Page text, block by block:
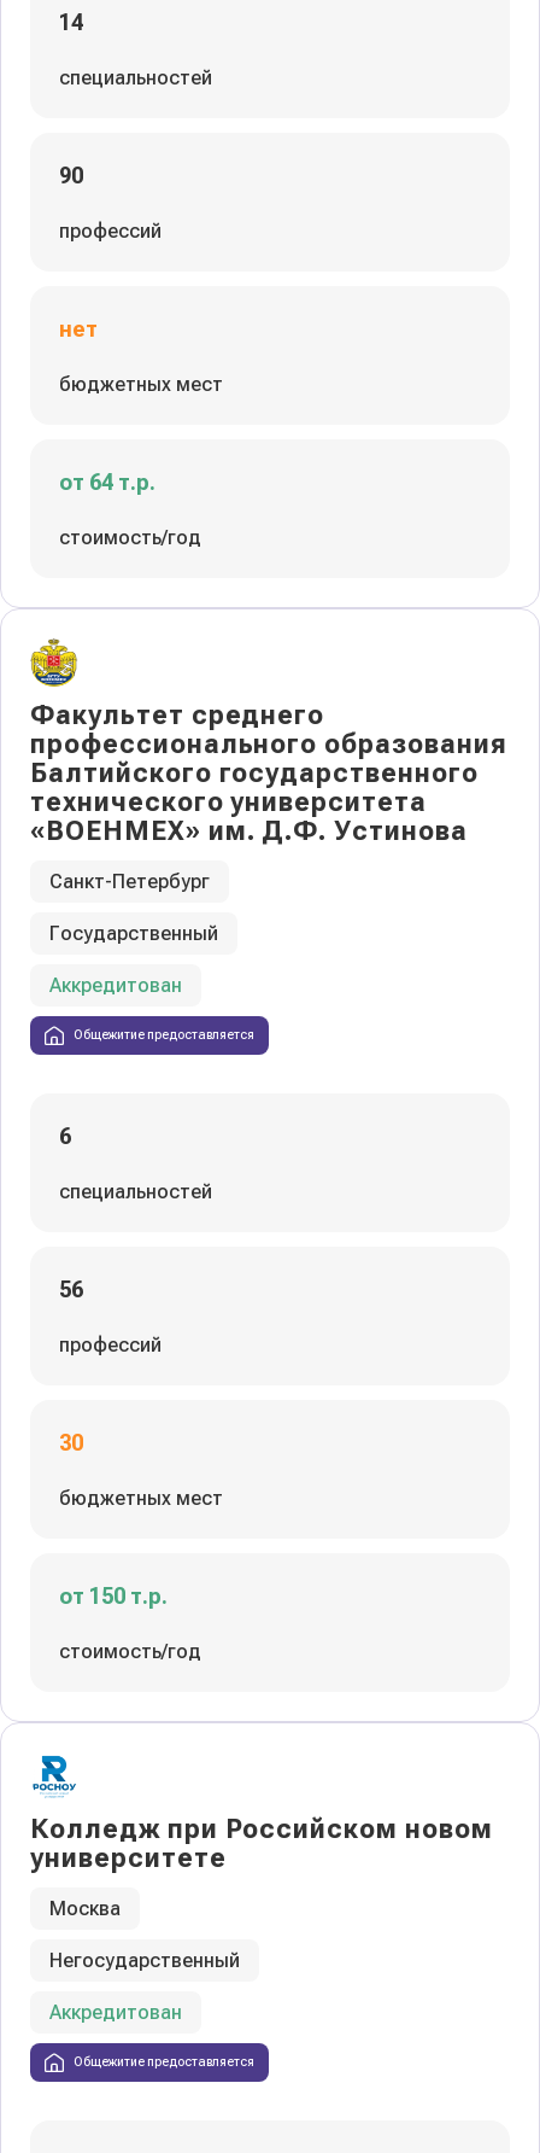
14
специальностей
90
профессий
нет
бюджетных мест
от 64 т.р.
стоимость/год
Факультет среднего
профессионального образования
Балтийского государственного
технического университета
«ВОЕНМЕХ» им. Д.Ф. Устинова
Санкт-Петербург
Государственный
Аккредитован
Общежитие предоставляется
6
специальностей
56
профессий
30
бюджетных мест
от 150 т.р.
стоимость/год
Колледж при Российском новом
университете
Москва
Негосударственный
Аккредитован
Общежитие предоставляется